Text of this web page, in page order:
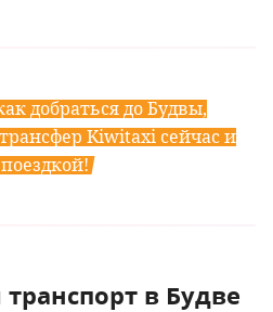
добраться до Будвы,
Kiwitaxi сейчас и
в Будве